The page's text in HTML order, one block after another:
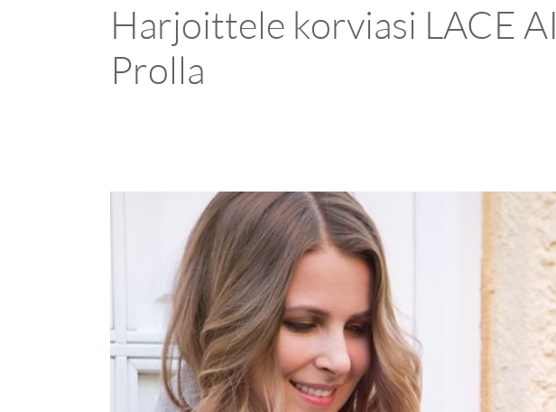
Harjoittele korviasi LACE AI
Prolla